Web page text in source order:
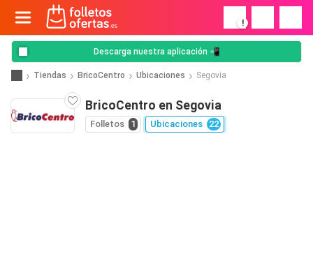
!
Descarga nuestra aplicación 📲
Tiendas BricoCentro Ubicaciones Segovia
BricoCentro en Segovia
Folletos 1 Ubicaciones 22